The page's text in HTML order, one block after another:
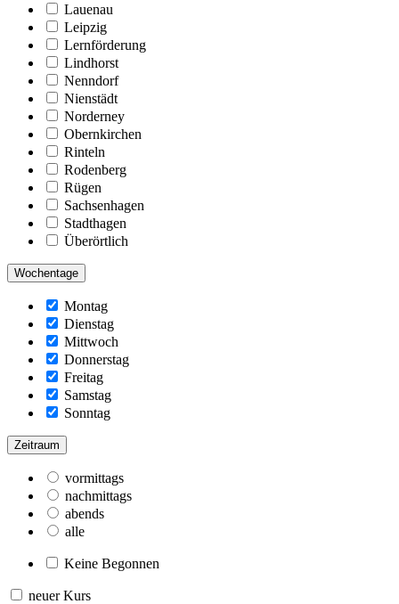
Lauenau
Leipzig
Lernförderung
Lindhorst
Nenndorf
Nienstädt
Norderney
Obernkirchen
Rinteln
Rodenberg
Rügen
Sachsenhagen
Stadthagen
Überörtlich
Wochentage
Montag
Dienstag
Mittwoch
Donnerstag
Freitag
Samstag
Sonntag
Zeitraum
vormittags
nachmittags
abends
alle
Keine Begonnen
neuer Kurs